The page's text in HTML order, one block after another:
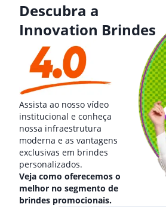
Descubra a
Innovation Brindes
Assista ao nosso vídeo
institucional e conheça
nossa infraestrutura
moderna e as vantagens
exclusivas em brindes
personalizados.
Veja como oferecemos o
melhor no segmento de
brindes promocionais.